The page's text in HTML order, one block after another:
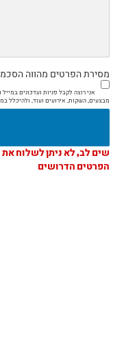
מסירת הפרטים מהווה
אני רוצה לקבל פניות ועדכונים
מבצעים, השקות, אירועים ועוד, ולהיכלל
כפתור
שליחה
שים לב, לא ניתן לשלוח
הפרטים הדרושים